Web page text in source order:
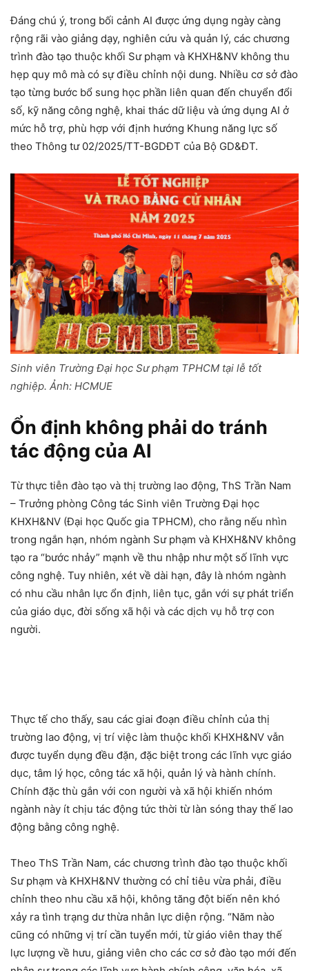
Đáng chú ý, trong bối cảnh AI được ứng dụng ngày càng
rộng rãi vào giảng dạy, nghiên cứu và quản lý, các chương
trình đào tạo thuộc khối Sư phạm và KHXH&NV không thu
hẹp quy mô mà có sự điều chỉnh nội dung. Nhiều cơ sở đào
tạo từng bước bổ sung học phần liên quan đến chuyển đổi
số, kỹ năng công nghệ, khai thác dữ liệu và ứng dụng AI ở
mức hỗ trợ, phù hợp với định hướng Khung năng lực số
theo Thông tư 02/2025/TT-BGDĐT của Bộ GD&ĐT.
Sinh viên Trường Đại học Sư phạm TPHCM tại lễ tốt
nghiệp. Ảnh: HCMUE
Ổn định không phải do tránh
tác động của AI
Từ thực tiễn đào tạo và thị trường lao động, ThS Trần Nam
– Trưởng phòng Công tác Sinh viên Trường Đại học
KHXH&NV (Đại học Quốc gia TPHCM), cho rằng nếu nhìn
trong ngắn hạn, nhóm ngành Sư phạm và KHXH&NV không
tạo ra “bước nhảy” mạnh về thu nhập như một số lĩnh vực
công nghệ. Tuy nhiên, xét về dài hạn, đây là nhóm ngành
có nhu cầu nhân lực ổn định, liên tục, gắn với sự phát triển
của giáo dục, đời sống xã hội và các dịch vụ hỗ trợ con
người.
Thực tế cho thấy, sau các giai đoạn điều chỉnh của thị
trường lao động, vị trí việc làm thuộc khối KHXH&NV vẫn
được tuyển dụng đều đặn, đặc biệt trong các lĩnh vực giáo
dục, tâm lý học, công tác xã hội, quản lý và hành chính.
Chính đặc thù gắn với con người và xã hội khiến nhóm
ngành này ít chịu tác động tức thời từ làn sóng thay thế lao
động bằng công nghệ.
Theo ThS Trần Nam, các chương trình đào tạo thuộc khối
Sư phạm và KHXH&NV thường có chỉ tiêu vừa phải, điều
chỉnh theo nhu cầu xã hội, không tăng đột biến nên khó
xảy ra tình trạng dư thừa nhân lực diện rộng. “Năm nào
cũng có những vị trí cần tuyển mới, từ giáo viên thay thế
lực lượng về hưu, giảng viên cho các cơ sở đào tạo mới đến